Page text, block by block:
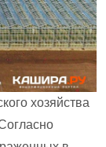
хозяйства